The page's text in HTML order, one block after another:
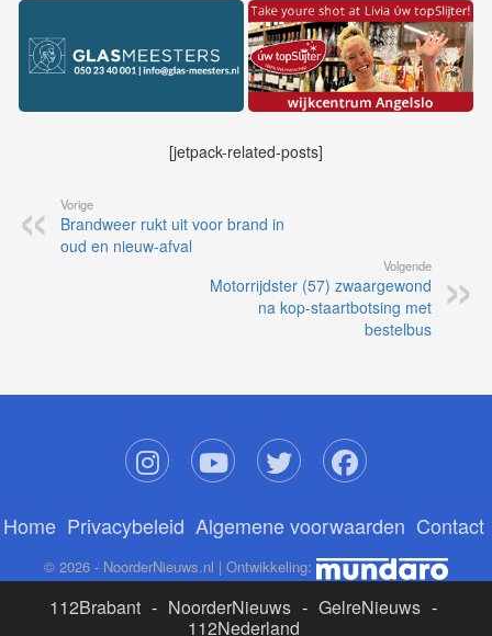
[jetpack-related-posts]
Vorige
Brandweer rukt uit voor brand in
oud en nieuw-afval
Volgende
Motorrijdster (57) zwaargewond
na kop-staartbotsing met
bestelbus
Home Privacybeleid Algemene voorwaarden Contact
© 2026 - NoorderNieuws.nl | Ontwikkeling:
112Brabant - NoorderNieuws - GelreNieuws -
112Nederland